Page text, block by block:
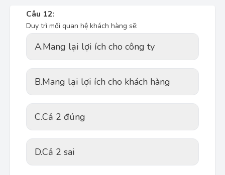
Câu 12:
Duy trì mối quan hệ khách hàng sẽ:
A.Mang lại lợi ích cho công ty
B.Mang lại lợi ích cho khách hàng
C.Cả 2 đúng
D.Cả 2 sai